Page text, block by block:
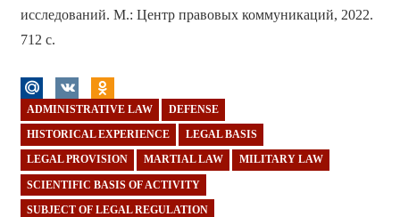
исследований. М.: Центр правовых коммуникаций, 2022.
712 с.
ADMINISTRATIVE LAW DEFENSE
HISTORICAL EXPERIENCE LEGAL BASIS
LEGAL PROVISION MARTIAL LAW MILITARY LAW
SCIENTIFIC BASIS OF ACTIVITY
SUBJECT OF LEGAL REGULATION